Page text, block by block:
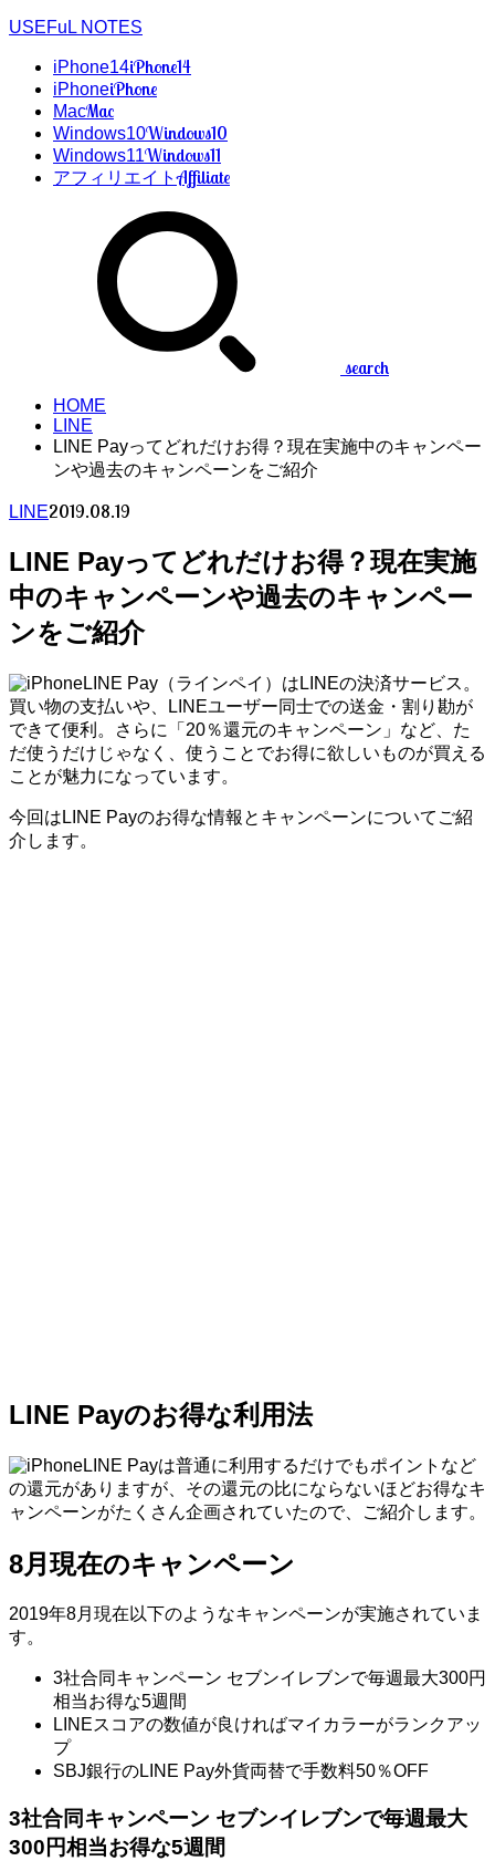
USEFuL NOTES
iPhone14iPhone14
iPhoneiPhone
MacMac
Windows10Windows10
Windows11Windows11
アフィリエイトAffiliate
search
HOME
LINE
LINE Payってどれだけお得？現在実施中のキャンペー
ンや過去のキャンペーンをご紹介
LINE2019.08.19
LINE Payってどれだけお得？現在実施
中のキャンペーンや過去のキャンペー
ンをご紹介
LINE Pay（ラインペイ）はLINEの決済サービス。
買い物の支払いや、LINEユーザー同士での送金・割り勘が
できて便利。さらに「20％還元のキャンペーン」など、た
だ使うだけじゃなく、使うことでお得に欲しいものが買える
ことが魅力になっています。
今回はLINE Payのお得な情報とキャンペーンについてご紹
介します。
LINE Payのお得な利用法
LINE Payは普通に利用するだけでもポイントなど
の還元がありますが、その還元の比にならないほどお得なキ
ャンペーンがたくさん企画されていたので、ご紹介します。
8月現在のキャンペーン
2019年8月現在以下のようなキャンペーンが実施されていま
す。
3社合同キャンペーン セブンイレブンで毎週最大300円
相当お得な5週間
LINEスコアの数値が良ければマイカラーがランクアッ
プ
SBJ銀行のLINE Pay外貨両替で手数料50％OFF
3社合同キャンペーン セブンイレブンで毎週最大
300円相当お得な5週間